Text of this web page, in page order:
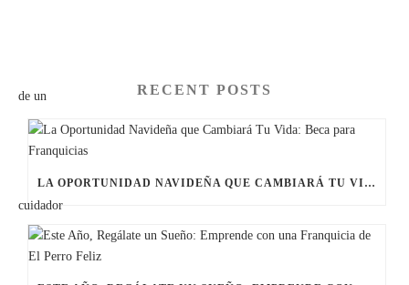
RECENT POSTS
LA OPORTUNIDAD NAVIDEÑA QUE CAMBIARÁ TU VIDA: BECA PARA FRANQUICIAS